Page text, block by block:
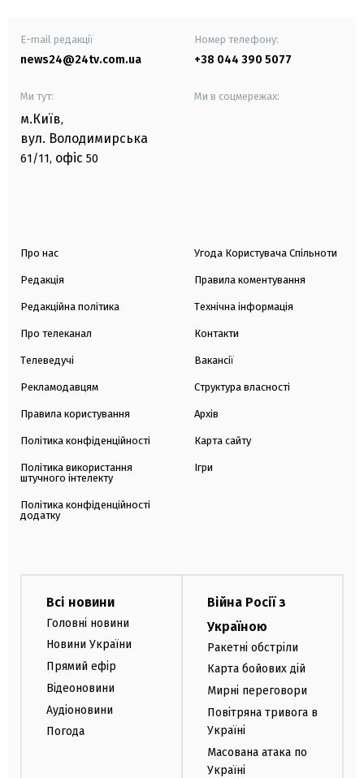
E-mail редакції
news24@24tv.com.ua
Номер телефону:
+38 044 390 5077
Ми тут:
м.Київ,
вул. Володимирська
61/11, офіс 50
Ми в соцмережах:
Про нас
Редакція
Редакційна політика
Про телеканал
Телеведучі
Рекламодавцям
Правила користування
Політика конфіденційності
Політика використання
штучного інтелекту
Політика конфіденційності
додатку
Угода Користувача Спільноти
Правила коментування
Технічна інформація
Контакти
Вакансії
Структура власності
Архів
Карта сайту
Ігри
Всі новини
Головні новини
Новини України
Прямий ефір
Відеоновини
Аудіоновини
Погода
Війна Росії з
Україною
Ракетні обстріли
Карта бойових дій
Мирні переговори
Повітряна тривога в
Україні
Масована атака по
Україні